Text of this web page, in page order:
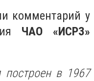
комментарий у
ЧАО «ИСРЗ»
в 1967